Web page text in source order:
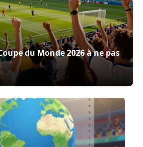
du Monde 2026 à ne pas